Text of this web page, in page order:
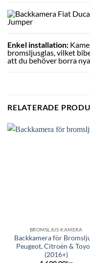
Enkel installation:
bromsljusglas, vilket
att du behöver borra
RELATERADE
BROMSLJUS KAMERA
Backkamera för
Peugeot, Citroën &
(2016+)